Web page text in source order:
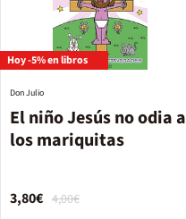
Hoy -5% en libros
El niño Jesús no odia a
los mariquitas
Don Julio
4,00€
3,80€